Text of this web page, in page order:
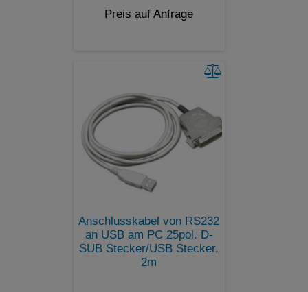
Preis auf Anfrage
Anschlusskabel von RS232
an USB am PC 25pol. D-
SUB Stecker/USB Stecker,
2m